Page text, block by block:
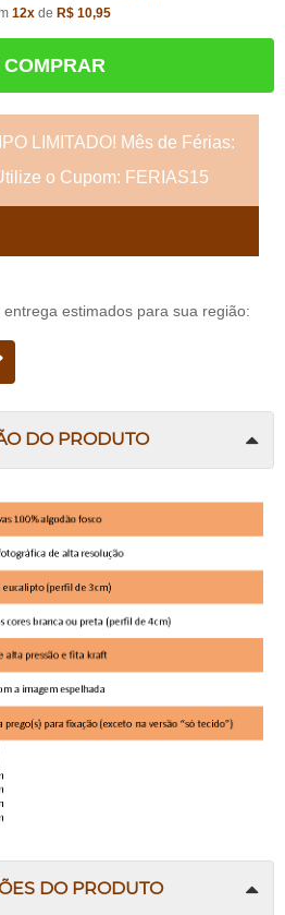
12x de R$ 10,95
COMPRAR
LIMITADO! Mês de Férias:
o Cupom: FERIAS15
estimados para sua região:
DO PRODUTO
DO PRODUTO